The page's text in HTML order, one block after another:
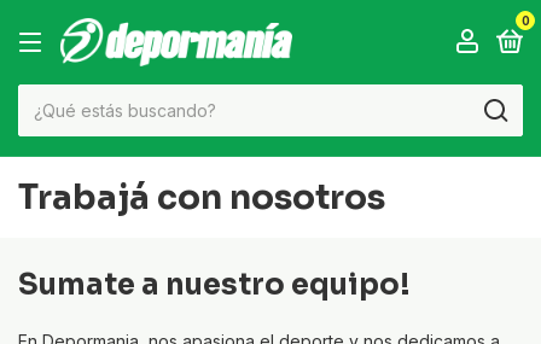
0
Trabajá con nosotros
Sumate a nuestro equipo!